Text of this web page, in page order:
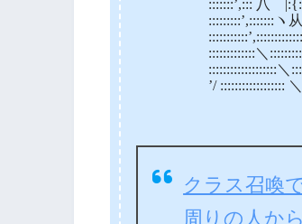
:::::::’,::: 八
:::::::::’,:::::::
:::::::::::::＼
:::::::::::::::::::＼
’/ :::::::::::::::::: ＼
クラス召喚
周りの人か